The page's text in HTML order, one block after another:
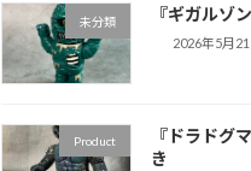
未分類 『ギガルゾ
2026年5月21
Product
『ドラドグ
き